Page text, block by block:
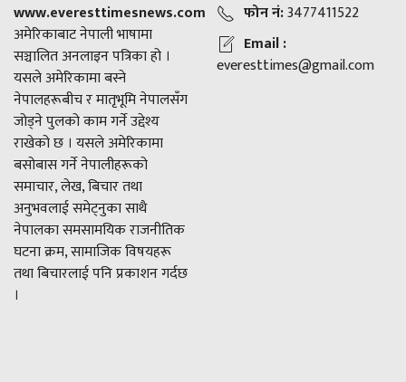
www.everesttimesnews.com
अमेरिकाबाट नेपाली भाषामा
सञ्चालित अनलाइन पत्रिका हो ।
यसले अमेरिकामा बस्ने
नेपालहरूबीच र मातृभूमि नेपालसँग
जोड्ने पुलको काम गर्ने उद्देश्य
राखेको छ । यसले अमेरिकामा
बसोबास गर्ने नेपालीहरूको
समाचार, लेख, बिचार तथा
अनुभवलाई समेट्नुका साथै
नेपालका समसामयिक राजनीतिक
घटना क्रम, सामाजिक विषयहरू
तथा बिचारलाई पनि प्रकाशन गर्दछ
।
फोन नं:3477411522
Email :
everesttimes@gmail.com